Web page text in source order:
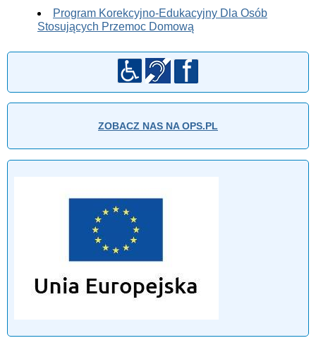
Program Korekcyjno-Edukacyjny Dla Osób
Stosujących Przemoc Domową
ZOBACZ NAS NA OPS.PL